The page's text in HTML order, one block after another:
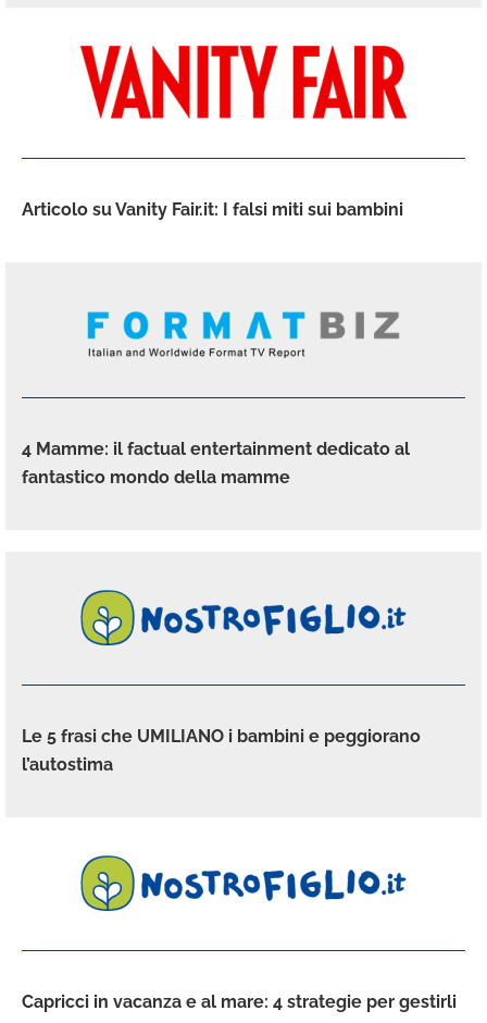
Articolo su Vanity Fair.it: I falsi miti sui bambini
4 Mamme: il factual entertainment dedicato al
fantastico mondo della mamme
Le 5 frasi che UMILIANO i bambini e peggiorano
l’autostima
Capricci in vacanza e al mare: 4 strategie per gestirli